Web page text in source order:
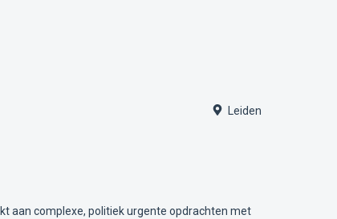
Leiden
aan complexe, politiek urgente opdrachten met